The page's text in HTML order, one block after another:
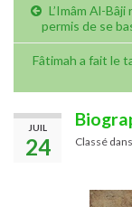
L’Imâm Al-
permis de se
Fâtimah a fait le
JUIL
24 Classé dans